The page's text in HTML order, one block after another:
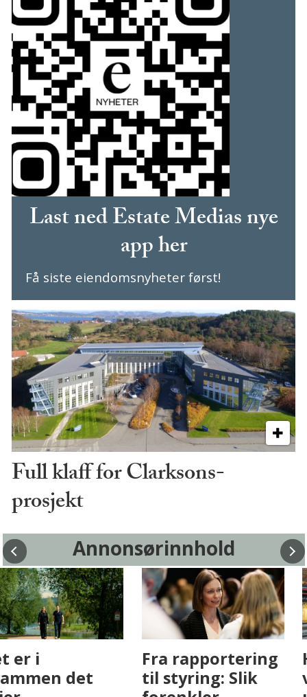
Last ned Estate Medias nye
app her
Få siste eiendomsnyheter først!
Full klaff for Clarksons-
prosjekt
Annonsørinnhold
Fenistra endrer
eiendomsbransjen
Det er i
Drammen det